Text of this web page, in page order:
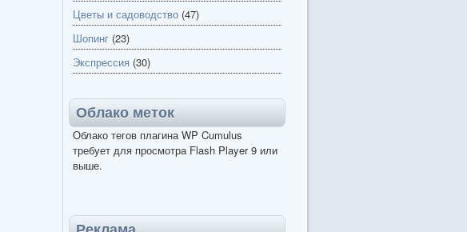
Цветы и садоводство (47)
Шопинг (23)
Экспрессия (30)
Облако меток
Облако тегов плагина WP Cumulus
требует для просмотра Flash Player 9 или
выше.